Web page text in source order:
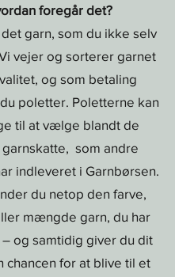
foregår det?
garn, som du ikke selv
vejer og sorterer garnet
og som betaling
poletter. Poletterne kan
til at vælge blandt de
garnskatte, som andre
indleveret i Garnbørsen.
du netop den farve,
mængde garn, du har
og samtidig giver du dit
chancen for at blive til et